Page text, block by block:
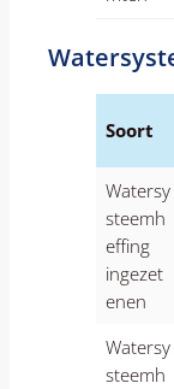
Soort
Watersy
steemh
effing
ingezet
enen
Watersy
steemh